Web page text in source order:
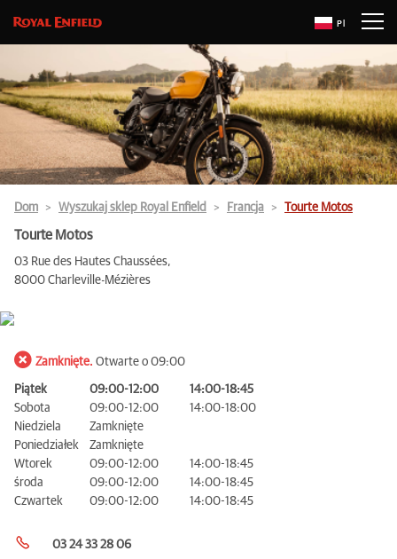
Pl
Dom Wyszukaj sklep Royal Enfield Francja Tourte Motos
Tourte Motos
03 Rue des Hautes Chaussées,
8000 Charleville-Mézières
Zamknięte. Otwarte o 09:00
Piątek 09:00-12:00
14:00-18:45
Sobota
09:00-12:00
14:00-18:00
Niedziela
Zamknięte
Poniedziałek
Zamknięte
Wtorek
09:00-12:00
14:00-18:45
środa
09:00-12:00
14:00-18:45
Czwartek
09:00-12:00 14:00-18:45
03 24 33 28 06